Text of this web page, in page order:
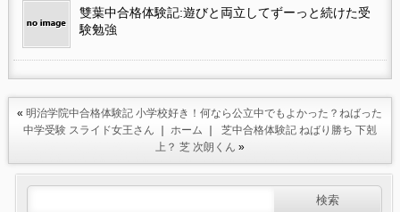
雙葉中合格体験記:遊びと両立してずーっと続けた受
験勉強
«明治学院中合格体験記 小学校好き！何なら公立中でもよかった？ねばった
中学受験 スライド女王さん ｜ ホーム ｜ 芝中合格体験記 ねばり勝ち 下剋
上？ 芝 次朗くん »